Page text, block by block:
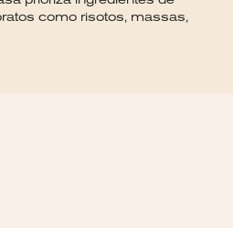
como risotos, massas,